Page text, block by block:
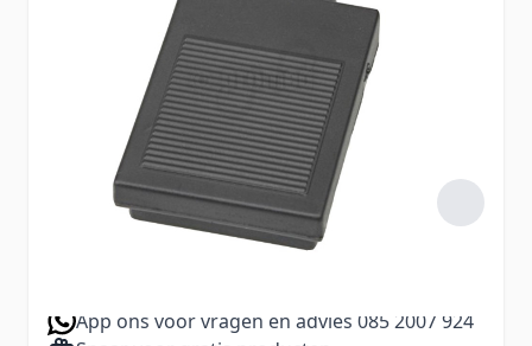
27,49
Excl. BTW:22,72
Aantal
App ons voor vragen en advies 085 2007 924